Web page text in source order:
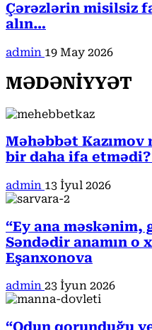
Çərəzlərin misilsiz
alın…
admin 19 May 2026
MƏDƏNİYYƏT
Məhəbbət Kazımov
bir daha ifa etmədi?
admin 13 İyul 2026
“Ey ana məskənim,
Səndədir anamın o
Eşanxonova
admin 23 İyun 2026